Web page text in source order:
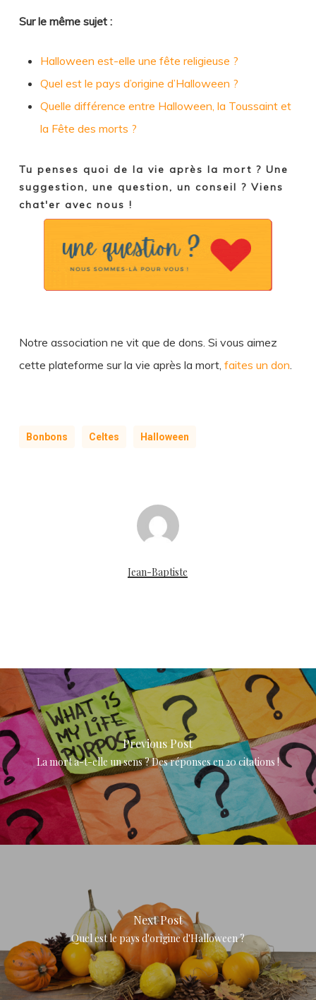
Sur le même sujet :
Halloween est-elle une fête religieuse ?
Quel est le pays d’origine d’Halloween ?
Quelle différence entre Halloween, la Toussaint et
la Fête des morts ?
Tu penses quoi de la vie après la mort ? Une
suggestion, une question, un conseil ? Viens
chat'er avec nous !
Notre association ne vit que de dons. Si vous aimez
cette plateforme sur la vie après la mort, faites un don.
Bonbons Celtes Halloween
Jean-Baptiste
Previous Post
La mort a-t-elle un sens ? Des réponses en 20 citations !
Next Post
Quel est le pays d'origine d'Halloween ?